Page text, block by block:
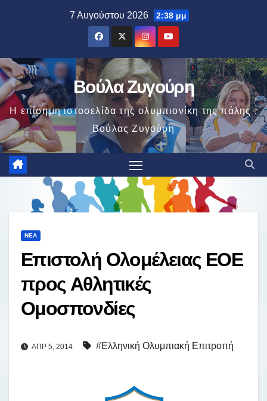
7 Αυγούστου 2026 2:38 μμ
Βούλα Ζυγούρη
Η επίσημη ιστοσελίδα της ολυμπιονίκη της πάλης ,
Βούλας Ζυγούρη
ΝΈΑ
Επιστολή Ολομέλειας ΕΟΕ
προς Αθλητικές
Ομοσπονδίες
ΑΠΡ 5, 2014 #Ελληνική Ολυμπιακή Επιτροπή